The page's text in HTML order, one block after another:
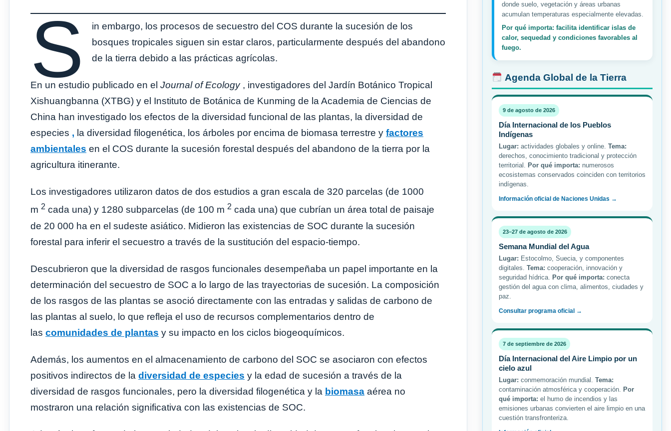
S
in embargo, los procesos de secuestro del COS durante la sucesión de los
bosques tropicales siguen sin estar claros, particularmente después del abandono
de la tierra debido a las prácticas agrícolas.
En un estudio publicado en el Journal of Ecology, investigadores del Jardín Botánico Tropical
Xishuangbanna (XTBG) y el Instituto de Botánica de Kunming de la Academia de Ciencias de
China han investigado los efectos de la diversidad funcional de las plantas, la diversidad de
especies , la diversidad filogenética, los árboles por encima de biomasa terrestre y factores
ambientales en el COS durante la sucesión forestal después del abandono de la tierra por la
agricultura itinerante.
Los investigadores utilizaron datos de dos estudios a gran escala de 320 parcelas (de 1000
m 2 cada una) y 1280 subparcelas (de 100 m 2 cada una) que cubrían un área total de paisaje
de 20 000 ha en el sudeste asiático. Midieron las existencias de SOC durante la sucesión
forestal para inferir el secuestro a través de la sustitución del espacio-tiempo.
Descubrieron que la diversidad de rasgos funcionales desempeñaba un papel importante en la
determinación del secuestro de SOC a lo largo de las trayectorias de sucesión. La composición
de los rasgos de las plantas se asoció directamente con las entradas y salidas de carbono de
las plantas al suelo, lo que refleja el uso de recursos complementarios dentro de
las comunidades de plantas y su impacto en los ciclos biogeoquímicos.
Además, los aumentos en el almacenamiento de carbono del SOC se asociaron con efectos
positivos indirectos de la diversidad de especies y la edad de sucesión a través de la
diversidad de rasgos funcionales, pero la diversidad filogenética y la biomasa aérea no
mostraron una relación significativa con las existencias de SOC.
donde suelo, vegetación y áreas urbanas
acumulan temperaturas especialmente elevadas.
Por qué importa: facilita identificar islas de
calor, sequedad y condiciones favorables al
fuego.
Agenda Global de la Tierra
9 de agosto de 2026
Día Internacional de los Pueblos
Indígenas
Lugar: actividades globales y online. Tema:
derechos, conocimiento tradicional y protección
territorial. Por qué importa: numerosos
ecosistemas conservados coinciden con territorios
indígenas.
Información oficial de Naciones Unidas →
23–27 de agosto de 2026
Semana Mundial del Agua
Lugar: Estocolmo, Suecia, y componentes
digitales. Tema: cooperación, innovación y
seguridad hídrica. Por qué importa: conecta
gestión del agua con clima, alimentos, ciudades y
paz.
Consultar programa oficial →
7 de septiembre de 2026
Día Internacional del Aire Limpio por un
cielo azul
Lugar: conmemoración mundial. Tema:
contaminación atmosférica y cooperación. Por
qué importa: el humo de incendios y las
emisiones urbanas convierten el aire limpio en una
cuestión transfronteriza.